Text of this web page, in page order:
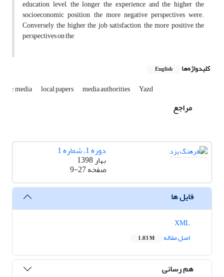
education level, the longer the experience and the higher the
socioeconomic position, the more negative perspectives were.
Conversely, the higher the job satisfaction, the more positive the
perspectives on the
کلیدواژه‌ها English
: media local papers media authorities Yazd
مراجع
دوره 1، شماره 1
بهار 1398
صفحه9-27
فایل ها
اصل مقاله
1.03 M
هم رسانی